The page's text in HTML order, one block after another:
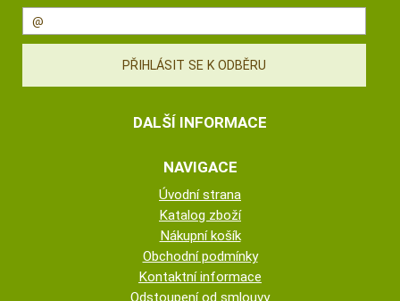
DALŠÍ INFORMACE
NAVIGACE
Úvodní strana
Katalog zboží
Nákupní košík
Obchodní podmínky
Kontaktní informace
Odstoupení od smlouvy